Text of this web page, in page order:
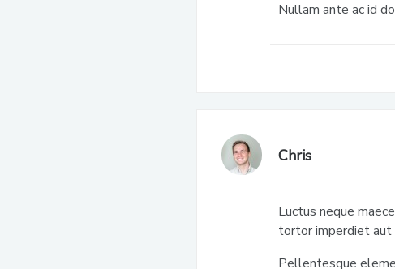
Nullam ante ac id
Chris
Luctus neque
tortor imperdiet aut
Pellentesque